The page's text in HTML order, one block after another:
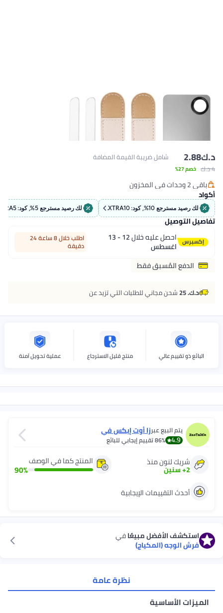
د.ك‏2.88
4 د.ك‏ خصم 27%
شامل ضريبة القيمة المضافة
باقي 2 وحدات في المخزون
باقي 2 وحدات في المخزون
أكواد
لك رصيد مسترجع 10%, كود: EXTRA10 لك رصيد مسترجع 5%, كود: EXTRA5
تفاصيل التوصيل
احصل عليه خلال
12 - 13
اغسطس
اطلب خلال 8 ساعة 24
دقيقة
الدفع المُسبق فقط
د.ك. 25 شحن مجاني للطلبات التي تزيد عن
البائع ذو تقييم عالي منتج قليل الاسترجاع عملية تحويل آمنة
يتم البيع عبرزا أوت إيكس في
4.9
86%تقييم إيجابي للبائع
المنتج كما في الوصف
90%
شريك لنون منذ
2
+سنين
أحدث التقييمات الإيجابية
استكشف الأفضل مبيعًافي
فرش الوجه (المكياج)
نظرة عامة
الميزات الأساسية